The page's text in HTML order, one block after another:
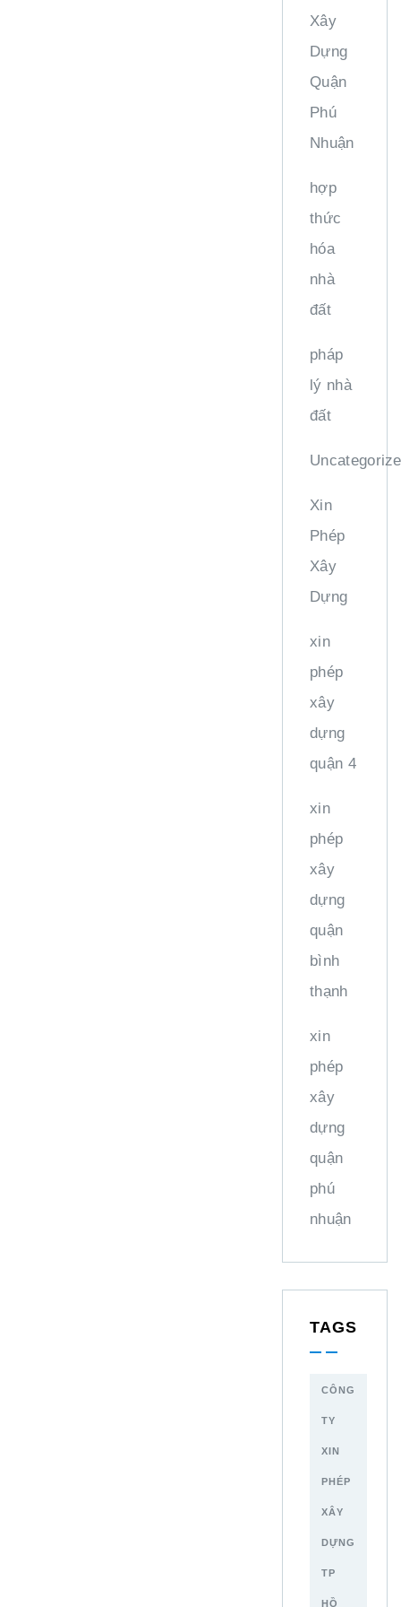
Xây
Dựng
Quận
Phú
Nhuận
hợp
thức
hóa
nhà
đất
pháp
lý nhà
đất
Xin
Phép
Xây
Dựng
xin
phép
xây
dựng
quận 4
xin
phép
xây
dựng
quận
bình
thạnh
xin
phép
xây
dựng
quận
phú
nhuận
TAGS
CÔNG
TY
XIN
PHÉP
XÂY
DỰNG
TP
HỒ